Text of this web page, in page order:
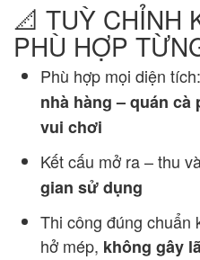
📐 TUỲ CHỈNH
PHÙ HỢP
Phù hợp mọi diện tích:
nhà hàng – quán cà
vui chơi
Kết cấu mở ra – thu
gian sử dụng
Thi công đúng chuẩn
hở mép, không gây